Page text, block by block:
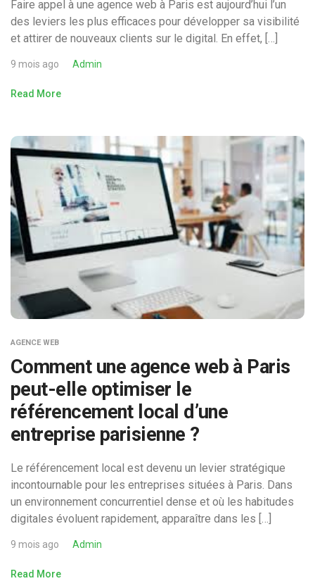
Faire appel à une agence web à Paris est aujourd’hui l’un
des leviers les plus efficaces pour développer sa visibilité
et attirer de nouveaux clients sur le digital. En effet, […]
9 mois ago Admin
Read More
AGENCE WEB
Comment une agence web à Paris
peut-elle optimiser le
référencement local d’une
entreprise parisienne ?
Le référencement local est devenu un levier stratégique
incontournable pour les entreprises situées à Paris. Dans
un environnement concurrentiel dense et où les habitudes
digitales évoluent rapidement, apparaître dans les […]
9 mois ago Admin
Read More